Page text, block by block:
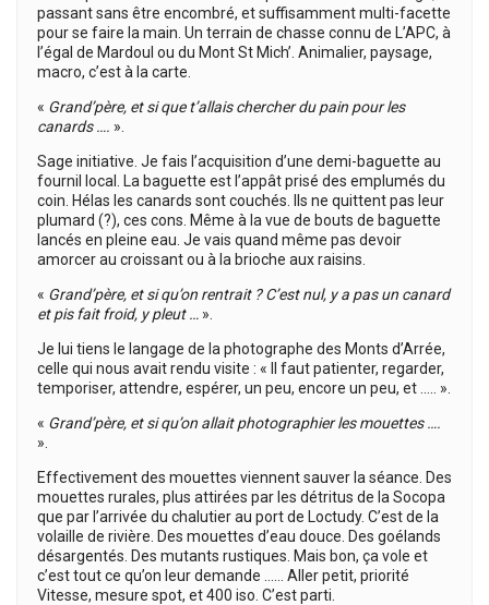
passant sans être encombré, et suffisamment multi-facette
pour se faire la main. Un terrain de chasse connu de L’APC, à
l’égal de Mardoul ou du Mont St Mich’. Animalier, paysage,
macro, c’est à la carte.
« Grand’père, et si que t’allais chercher du pain pour les
canards …. ».
Sage initiative. Je fais l’acquisition d’une demi-baguette au
fournil local. La baguette est l’appât prisé des emplumés du
coin. Hélas les canards sont couchés. Ils ne quittent pas leur
plumard (?), ces cons. Même à la vue de bouts de baguette
lancés en pleine eau. Je vais quand même pas devoir
amorcer au croissant ou à la brioche aux raisins.
« Grand’père, et si qu’on rentrait ? C’est nul, y a pas un canard
et pis fait froid, y pleut … ».
Je lui tiens le langage de la photographe des Monts d’Arrée,
celle qui nous avait rendu visite : « Il faut patienter, regarder,
temporiser, attendre, espérer, un peu, encore un peu, et ….. ».
« Grand’père, et si qu’on allait photographier les mouettes ….
».
Effectivement des mouettes viennent sauver la séance. Des
mouettes rurales, plus attirées par les détritus de la Socopa
que par l’arrivée du chalutier au port de Loctudy. C’est de la
volaille de rivière. Des mouettes d’eau douce. Des goélands
désargentés. Des mutants rustiques. Mais bon, ça vole et
c’est tout ce qu’on leur demande …… Aller petit, priorité
Vitesse, mesure spot, et 400 iso. C’est parti.